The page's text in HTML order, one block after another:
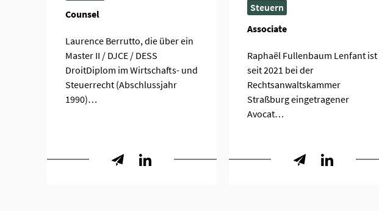
Counsel
Laurence Berrutto, die über ein
Master II / DJCE / DESS
DroitDiplom im Wirtschafts- und
Steuerrecht (Abschlussjahr
1990)…
Steuern
Associate
Raphaël Fullenbaum Lenfant ist
seit 2021 bei der
Rechtsanwaltskammer
Straßburg eingetragener
Avocat…